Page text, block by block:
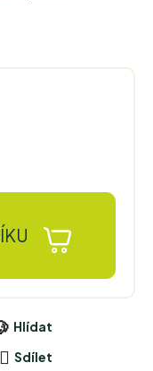
Hlídat
Sdílet